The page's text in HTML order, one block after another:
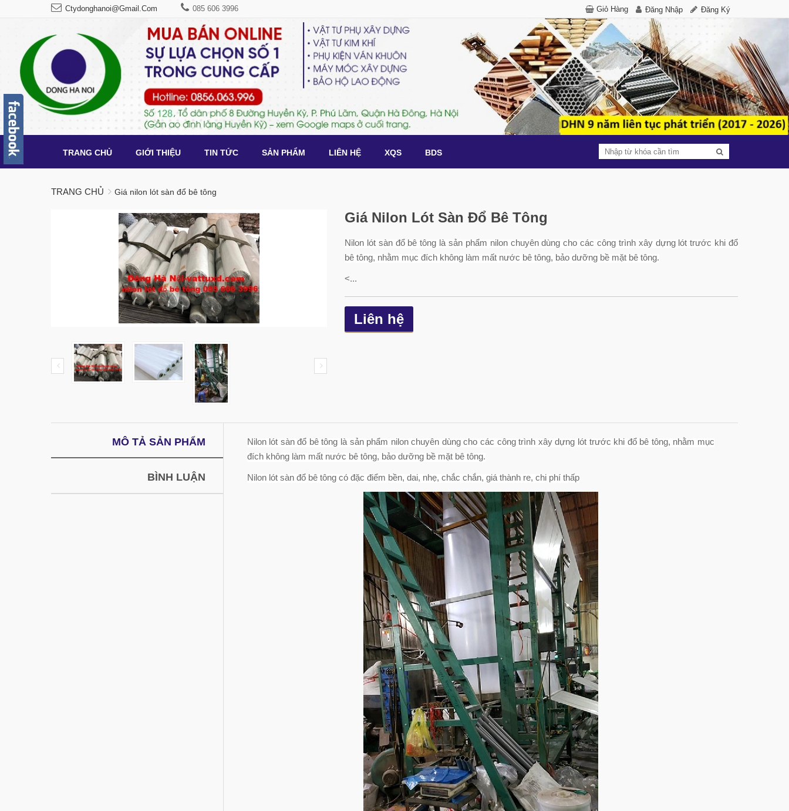
Ctydonghanoi@gmail.com 085 606 3996 Giỏ Hàng Đăng Nhập Đăng Ký
TRANG CHỦ GIỚI THIỆU TIN TỨC SẢN PHẨM LIÊN HỆ XQS BDS
TRANG CHỦ Giá nilon lót sàn đổ bê tông
Giá Nilon Lót Sàn Đổ Bê Tông
Nilon lót sàn đổ bê tông là sản phẩm nilon chuyên dùng cho các công trình xây dựng lót trước khi đổ
bê tông, nhằm mục đích không làm mất nước bê tông, bảo dưỡng bề mặt bê tông.
<...
Liên hệ
MÔ TẢ SẢN PHẨM
BÌNH LUẬN
Nilon lót sàn đổ bê tông là sản phẩm nilon chuyên dùng cho các công trình xây dựng lót trước khi đổ bê tông, nhằm mục
đích không làm mất nước bê tông, bảo dưỡng bề mặt bê tông.
Nilon lót sàn đổ bê tông có đặc điểm bền, dai, nhẹ, chắc chắn, giá thành re, chi phí thấp